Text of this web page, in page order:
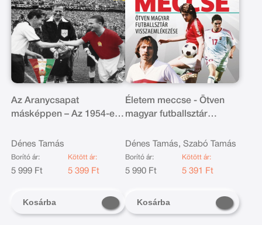
Az Aranycsapat
másképpen – Az 1954-es
van
Dénes Tamás
Borító ár:
5 999 Ft
Kötött ár:
5 399 Ft
Kosárba
Életem meccse - Ötven
magyar futballsztár
Dénes Tamás, Szabó Tamás
Borító ár:
5 990 Ft
Kötött ár:
5 391 Ft
Kosárba